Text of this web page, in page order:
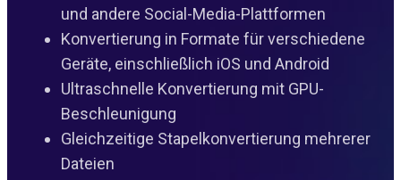
und andere Social-Media-Plattformen
Konvertierung in Formate für verschiedene
Geräte, einschließlich iOS und Android
Ultraschnelle Konvertierung mit GPU-
Beschleunigung
Gleichzeitige Stapelkonvertierung mehrerer
Dateien